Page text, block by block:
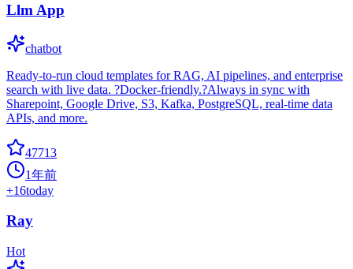
Llm App
chatbot
Ready-to-run cloud templates for RAG, AI pipelines, and enterprise
search with live data. ?Docker-friendly.?Always in sync with
Sharepoint, Google Drive, S3, Kafka, PostgreSQL, real-time data
APIs, and more.
47713
1年前
+16today
Ray
Hot